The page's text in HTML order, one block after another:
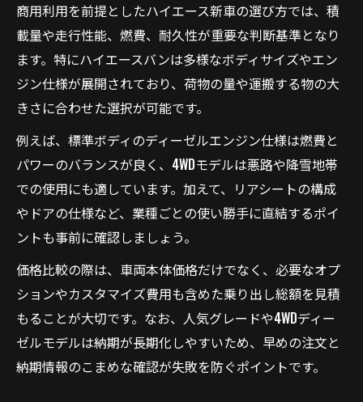
商用利用を前提としたハイエース新車の選び方では、積
載量や走行性能、燃費、耐久性が重要な判断基準となり
ます。特にハイエースバンは多様なボディサイズやエン
ジン仕様が展開されており、荷物の量や運搬する物の大
きさに合わせた選択が可能です。
例えば、標準ボディのディーゼルエンジン仕様は燃費と
パワーのバランスが良く、4WDモデルは悪路や降雪地帯
での使用にも適しています。加えて、リアシートの構成
やドアの仕様など、業種ごとの使い勝手に直結するポイ
ントも事前に確認しましょう。
価格比較の際は、車両本体価格だけでなく、必要なオプ
ションやカスタマイズ費用も含めた乗り出し総額を見積
もることが大切です。なお、人気グレードや4WDディー
ゼルモデルは納期が長期化しやすいため、早めの注文と
納期情報のこまめな確認が失敗を防ぐポイントです。